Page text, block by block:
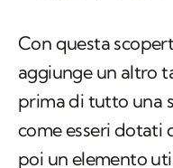
Con questa
aggiunge un altro
prima di tutto una
come esseri dotati
poi un elemento